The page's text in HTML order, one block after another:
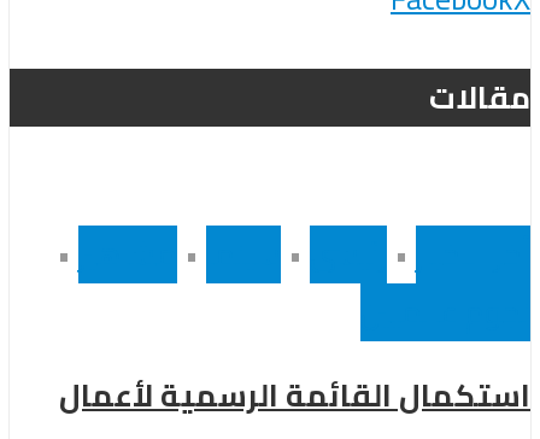
مقالات
•
•
•
•
استكمال القائمة الرسمية لأعمال